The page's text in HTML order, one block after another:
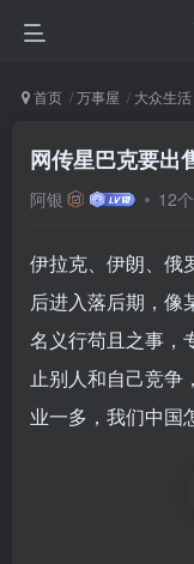
首页 万事屋 大众生活
网传星巴克要出
阿银 12
伊拉克、伊朗、俄
后进入落后期，像
名义行苟且之事，
止别人和自己竞争
业一多，我们中国